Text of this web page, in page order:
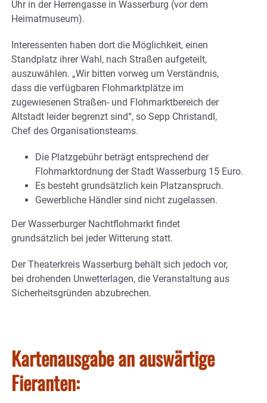
Uhr in der Herrengasse in Wasserburg (vor dem
Heimatmuseum).
Interessenten haben dort die Möglichkeit, einen
Standplatz ihrer Wahl, nach Straßen aufgeteilt,
auszuwählen. „Wir bitten vorweg um Verständnis,
dass die verfügbaren Flohmarktplätze im
zugewiesenen Straßen- und Flohmarktbereich der
Altstadt leider begrenzt sind“, so Sepp Christandl,
Chef des Organisationsteams.
Die Platzgebühr beträgt entsprechend der
Flohmarktordnung der Stadt Wasserburg 15 Euro.
Es besteht grundsätzlich kein Platzanspruch.
Gewerbliche Händler sind nicht zugelassen.
Der Wasserburger Nachtflohmarkt findet
grundsätzlich bei jeder Witterung statt.
Der Theaterkreis Wasserburg behält sich jedoch vor,
bei drohenden Unwetterlagen, die Veranstaltung aus
Sicherheitsgründen abzubrechen.
Kartenausgabe an auswärtige
Fieranten: